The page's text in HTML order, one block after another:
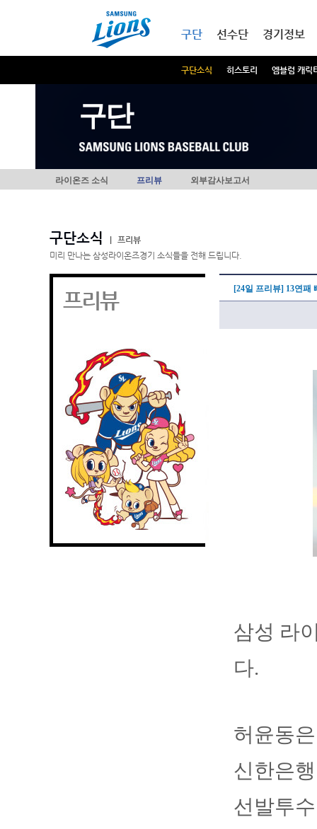
구단
구단소식 히스토리 엠블럼 캐릭
선수단 경기정보
구단
라이온즈 소식 프리뷰 외부감사보고서
구단소식
프리뷰
미리 만나는 삼성라이온즈경기 소식들을 전해 드립니다.
프리뷰 [24일 프리뷰] 13연패
삼성 라
다.
허윤동
신한은
선발투